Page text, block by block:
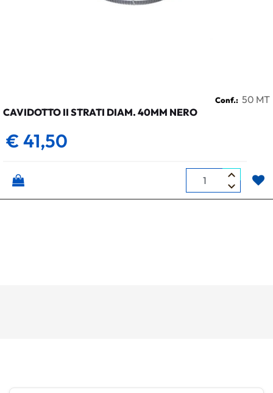
Conf.: 50 MT
CAVIDOTTO II STRATI DIAM. 40MM NERO
€ 41,50
Quantità